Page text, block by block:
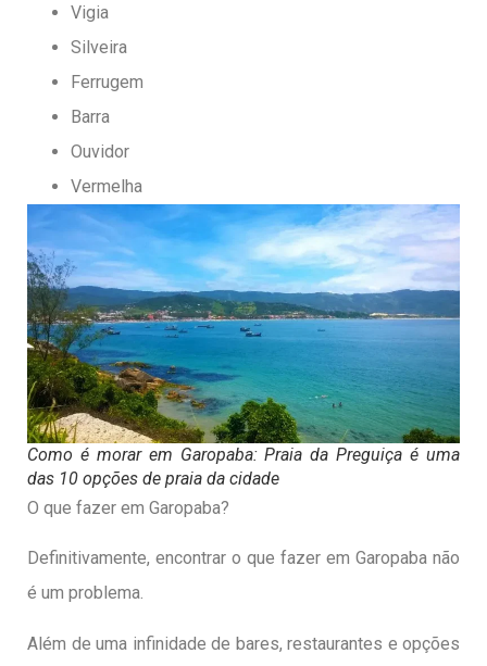
Vigia
Silveira
Ferrugem
Barra
Ouvidor
Vermelha
Como é morar em Garopaba: Praia da Preguiça é uma
das 10 opções de praia da cidade
O que fazer em Garopaba?
Definitivamente, encontrar o que fazer em Garopaba não
é um problema.
Além de uma infinidade de bares, restaurantes e opções